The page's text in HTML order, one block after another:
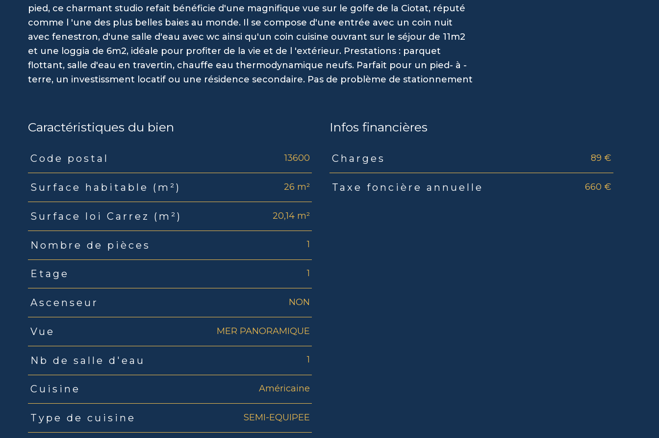
pied, ce charmant studio refait bénéficie d'une magnifique vue sur le golfe de la Ciotat, réputé
comme l 'une des plus belles baies au monde. Il se compose d'une entrée avec un coin nuit
avec fenestron, d'une salle d'eau avec wc ainsi qu'un coin cuisine ouvrant sur le séjour de 11m2
et une loggia de 6m2, idéale pour profiter de la vie et de l 'extérieur. Prestations : parquet
flottant, salle d'eau en travertin, chauffe eau thermodynamique neufs. Parfait pour un pied- à -
terre, un investissment locatif ou une résidence secondaire. Pas de problème de stationnement
Caractéristiques du bien
Caractéristiques
Code postal 13600
Surface habitable (m²) 26 m²
Surface loi Carrez (m²) 20,14 m²
Nombre de pièces 1
Etage 1
Ascenseur NON
Vue MER PANORAMIQUE
Nb de salle d'eau 1
Cuisine Américaine
Type de cuisine SEMI-EQUIPEE
Infos financières
Caractéristiques
Charges 89 €
Taxe foncière annuelle 660 €